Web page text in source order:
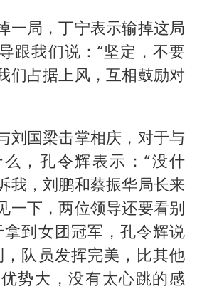
一局，丁宁表示输掉这局
跟我们说：“坚定，不要
们占据上风，互相鼓励对
刘国梁击掌相庆，对于与
，孔令辉表示：“没什
我，刘鹏和蔡振华局长来
一下，两位领导还要看别
拿到女团冠军，孔令辉说
，队员发挥完美，比其他
势大，没有太心跳的感